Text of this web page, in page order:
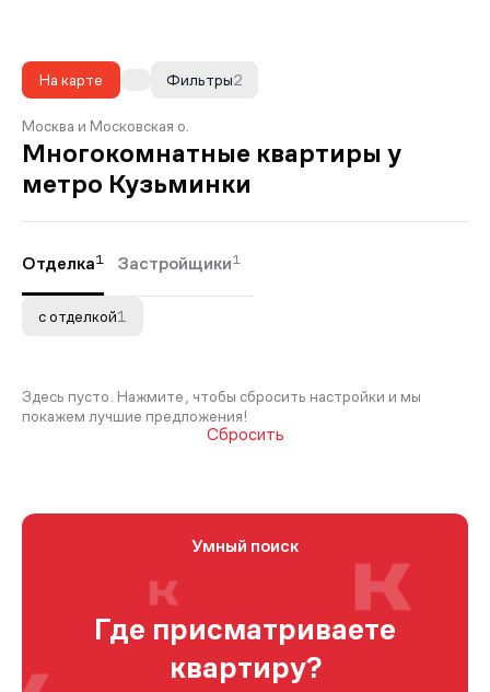
На карте 2
Фильтры
Москва и Московская о.
Многокомнатные квартиры у
метро Кузьминки
Отделка1 Застройщики1
с отделкой1
Здесь пусто. Нажмите, чтобы сбросить настройки и мы
покажем лучшие предложения!
Сбросить
Умный поиск
Где присматриваете
квартиру?